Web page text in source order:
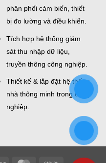
phân phối cảm biến, thiết
bị đo lường và điều khiển.
Tích hợp hệ thống giám
sát thu nhập dữ liệu,
truyền thông công nghiệp.
Thiết kế & lắp đặt hệ thống
nhà thông minh trong công
nghiệp.